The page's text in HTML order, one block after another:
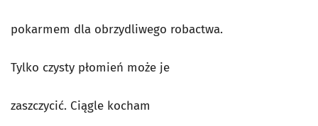
pokarmem dla obrzydliwego robactwa.
Tylko czysty płomień może je
zaszczycić. Ciągle kocham